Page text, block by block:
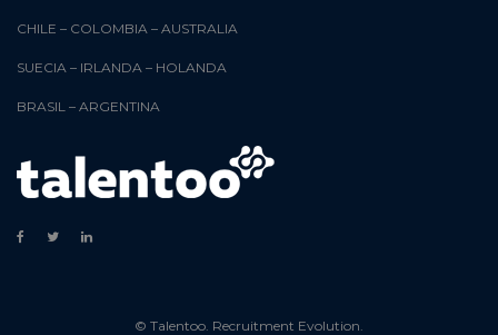
CHILE – COLOMBIA – AUSTRALIA
SUECIA – IRLANDA – HOLANDA
BRASIL – ARGENTINA
© Talentoo. Recruitment Evolution.